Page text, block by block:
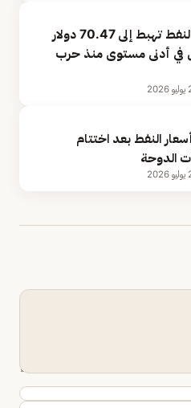
أسعار النفط تهبط إلى 70.47 دولار
في أدنى مستوى منذ حرب
النفط بعد اختتام
الدوحة